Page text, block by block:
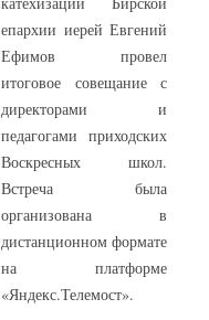
епархии иерей Евгений
Ефимов провел
итоговое совещание с
директорами и
педагогами приходских
Воскресных школ.
Встреча была
организована в
дистанционном формате
на платформе
«Яндекс.Телемост».